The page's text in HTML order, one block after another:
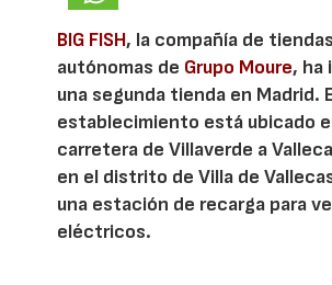
BIG FISH, la compañía de tiendas
autónomas de Grupo Moure, ha
una segunda tienda en Madrid.
establecimiento está ubicado
carretera de Villaverde a
en el distrito de Villa de
una estación de recarga para
eléctricos.